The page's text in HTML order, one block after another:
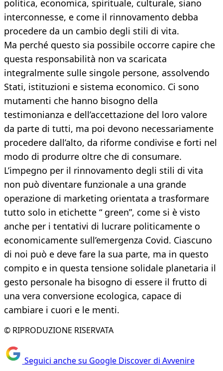
politica, economica, spirituale, culturale, siano
interconnesse, e come il rinnovamento debba
procedere da un cambio degli stili di vita.
Ma perché questo sia possibile occorre capire che
questa responsabilità non va scaricata
integralmente sulle singole persone, assolvendo
Stati, istituzioni e sistema economico. Ci sono
mutamenti che hanno bisogno della
testimonianza e dell’accettazione del loro valore
da parte di tutti, ma poi devono necessariamente
procedere dall’alto, da riforme condivise e forti nel
modo di produrre oltre che di consumare.
L’impegno per il rinnovamento degli stili di vita
non può diventare funzionale a una grande
operazione di marketing orientata a trasformare
tutto solo in etichette “ green”, come si è visto
anche per i tentativi di lucrare politicamente o
economicamente sull’emergenza Covid. Ciascuno
di noi può e deve fare la sua parte, ma in questo
compito e in questa tensione solidale planetaria il
gesto personale ha bisogno di essere il frutto di
una vera conversione ecologica, capace di
cambiare i cuori e le menti.
© RIPRODUZIONE RISERVATA
Seguici anche su Google Discover di Avvenire